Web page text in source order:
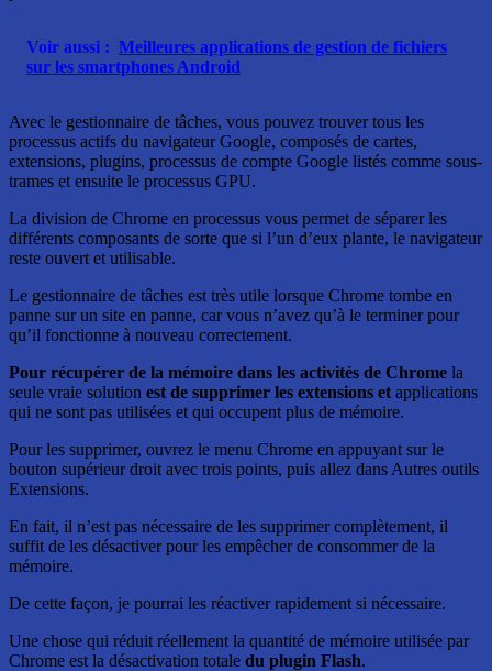
Voir aussi : Meilleures applications de gestion de fichiers
sur les smartphones Android
Avec le gestionnaire de tâches, vous pouvez trouver tous les
processus actifs du navigateur Google, composés de cartes,
extensions, plugins, processus de compte Google listés comme sous-
trames et ensuite le processus GPU.
La division de Chrome en processus vous permet de séparer les
différents composants de sorte que si l’un d’eux plante, le navigateur
reste ouvert et utilisable.
Le gestionnaire de tâches est très utile lorsque Chrome tombe en
panne sur un site en panne, car vous n’avez qu’à le terminer pour
qu’il fonctionne à nouveau correctement.
Pour récupérer de la mémoire dans les activités de Chrome la
seule vraie solution est de supprimer les extensions et applications
qui ne sont pas utilisées et qui occupent plus de mémoire.
Pour les supprimer, ouvrez le menu Chrome en appuyant sur le
bouton supérieur droit avec trois points, puis allez dans Autres outils
Extensions.
En fait, il n’est pas nécessaire de les supprimer complètement, il
suffit de les désactiver pour les empêcher de consommer de la
mémoire.
De cette façon, je pourrai les réactiver rapidement si nécessaire.
Une chose qui réduit réellement la quantité de mémoire utilisée par
Chrome est la désactivation totale du plugin Flash.